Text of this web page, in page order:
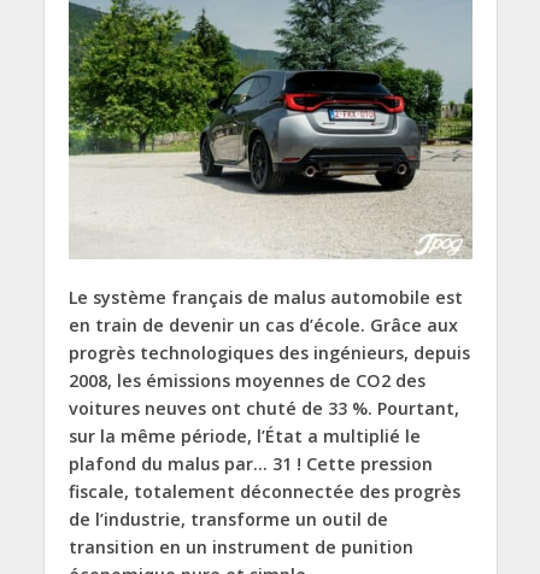
Le système français de malus automobile est
en train de devenir un cas d’école. Grâce aux
progrès technologiques des ingénieurs, depuis
2008, les émissions moyennes de CO2 des
voitures neuves ont chuté de 33 %. Pourtant,
sur la même période, l’État a multiplié le
plafond du malus par… 31 ! Cette pression
fiscale, totalement déconnectée des progrès
de l’industrie, transforme un outil de
transition en un instrument de punition